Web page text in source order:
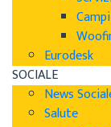
Eurodesk
SOCIALE
News
Salute